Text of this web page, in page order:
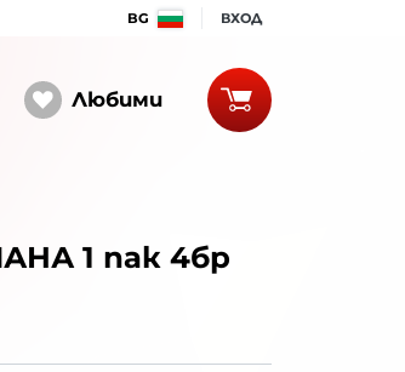
BG ВХОД
Любими
1 пак 4бр